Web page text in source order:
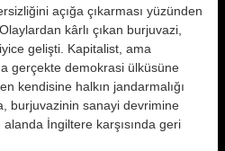
açığa çıkarması yüzünden
kârlı çıkan burjuvazi,
gelişti. Kapitalist, ama
gerçekte demokrasi ülküsüne
kendisine halkın jandarmalığı
burjuvazinin sanayi devrimine
alanda İngiltere karşısında geri